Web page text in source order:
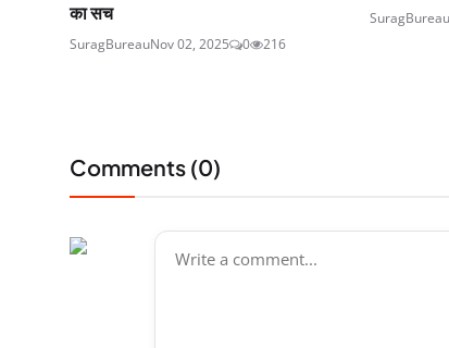
का सच
SuragBureauNov 02, 2025 0 216
SuragBureau
Comments (0)